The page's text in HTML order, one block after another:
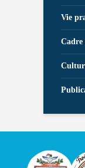
Vie
Cadre